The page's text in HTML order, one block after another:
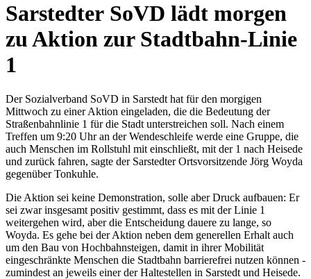
Sarstedter SoVD lädt morgen
zu Aktion zur Stadtbahn-Linie
1
Der Sozialverband SoVD in Sarstedt hat für den morgigen
Mittwoch zu einer Aktion eingeladen, die die Bedeutung der
Straßenbahnlinie 1 für die Stadt unterstreichen soll. Nach einem
Treffen um 9:20 Uhr an der Wendeschleife werde eine Gruppe, die
auch Menschen im Rollstuhl mit einschließt, mit der 1 nach Heisede
und zurück fahren, sagte der Sarstedter Ortsvorsitzende Jörg Woyda
gegenüber Tonkuhle.
Die Aktion sei keine Demonstration, solle aber Druck aufbauen: Er
sei zwar insgesamt positiv gestimmt, dass es mit der Linie 1
weitergehen wird, aber die Entscheidung dauere zu lange, so
Woyda. Es gehe bei der Aktion neben dem generellen Erhalt auch
um den Bau von Hochbahnsteigen, damit in ihrer Mobilität
eingeschränkte Menschen die Stadtbahn barrierefrei nutzen können -
zumindest an jeweils einer der Haltestellen in Sarstedt und Heisede.